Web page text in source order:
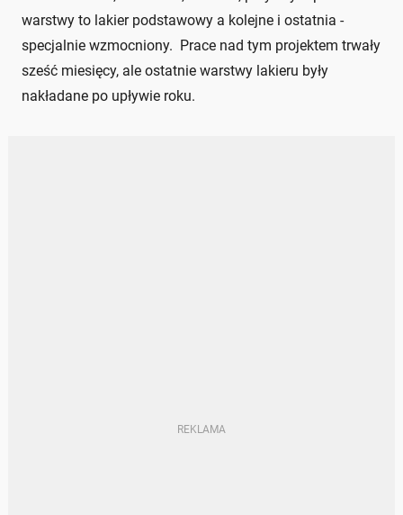
warstwy to lakier podstawowy a kolejne i ostatnia -
specjalnie wzmocniony. Prace nad tym projektem trwały
sześć miesięcy, ale ostatnie warstwy lakieru były
nakładane po upływie roku.